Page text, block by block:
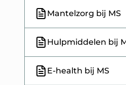
Mantelzorg bij MS
Hulpmiddelen bij
E-health bij MS